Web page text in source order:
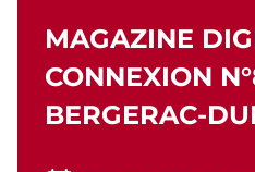
MAGAZINE
CONNEXION
BERGERAC-